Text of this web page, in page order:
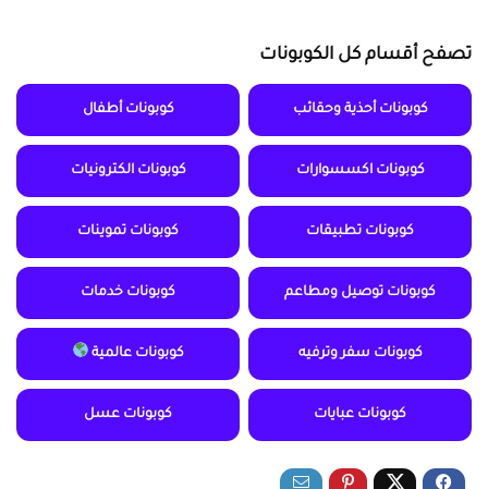
تصفح أقسام كل الكوبونات
كوبونات أحذية وحقائب كوبونات أطفال
كوبونات اكسسوارات كوبونات الكترونيات
كوبونات تطبيقات كوبونات تموينات
كوبونات توصيل ومطاعم كوبونات خدمات
كوبونات سفر وترفيه كوبونات عالمية
كوبونات عبايات كوبونات عسل